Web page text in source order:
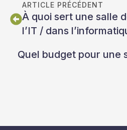
ARTICLE PRÉCÉDENT
À quoi sert une salle
l’IT / dans
Quel budget pour une